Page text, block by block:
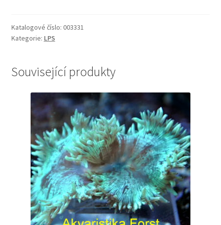
Katalogové číslo: 003331
Kategorie: LPS
Související produkty